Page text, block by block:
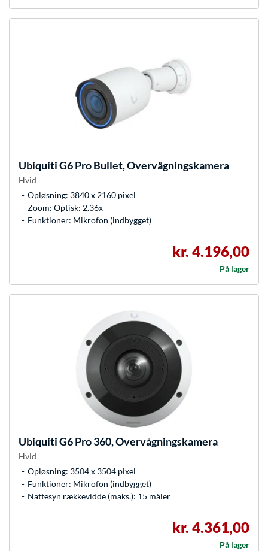
UbiquitiG6 Pro Bullet, Overvågningskamera
Hvid
Opløsning: 3840 x 2160 pixel
Zoom: Optisk: 2.36x
Funktioner: Mikrofon (indbygget)
kr. 4.196,00
På lager
UbiquitiG6 Pro 360, Overvågningskamera
Hvid
Opløsning: 3504 x 3504 pixel
Funktioner: Mikrofon (indbygget)
Nattesyn rækkevidde (maks.): 15 måler
kr. 4.361,00
På lager